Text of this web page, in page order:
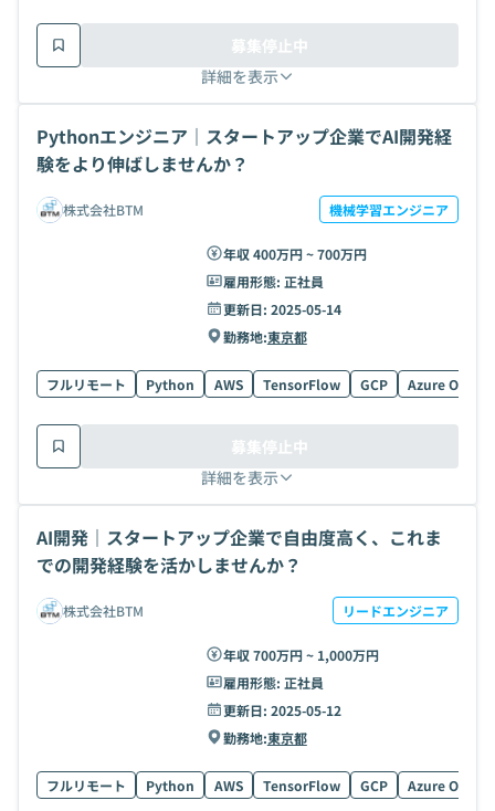
詳細を表示
募集停止中
Pythonエンジニア｜スタートアップ企業でAI開発経
験をより伸ばしませんか？
株式会社BTM 機械学習エンジニア
年収 400万円 ~ 700万円
雇用形態: 正社員
更新日: 2025-05-14
勤務地:東京都
フルリモート Python AWS TensorFlow GCP Azure
詳細を表示
募集停止中
AI開発｜スタートアップ企業で自由度高く、これま
での開発経験を活かしませんか？
株式会社BTM リードエンジニア
年収 700万円 ~ 1,000万円
雇用形態: 正社員
更新日: 2025-05-12
勤務地:東京都
フルリモート Python AWS TensorFlow GCP Azure